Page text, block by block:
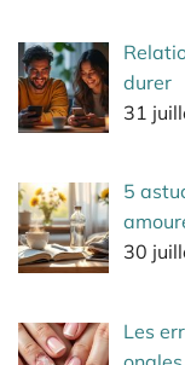
durer
31
5
30
Les